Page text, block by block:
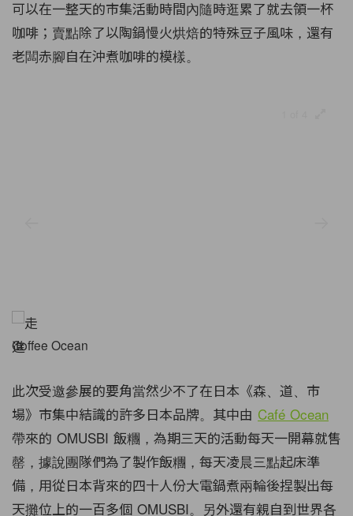
可以在一整天的市集活動時間內隨時逛累了就去領一杯
咖啡；賣點除了以陶鍋慢火烘焙的特殊豆子風味，還有
老闆赤腳自在沖煮咖啡的模樣。
Coffee Ocean
此次受邀參展的要角當然少不了在日本《森、道、市
場》市集中結識的許多日本品牌。其中由 Café Ocean
帶來的 OMUSBI 飯糰，為期三天的活動每天一開幕就售
罄，據說團隊們為了製作飯糰，每天凌晨三點起床準
備，用從日本背來的四十人份大電鍋煮兩輪後捏製出每
天攤位上的一百多個 OMUSBI。另外還有親自到世界各